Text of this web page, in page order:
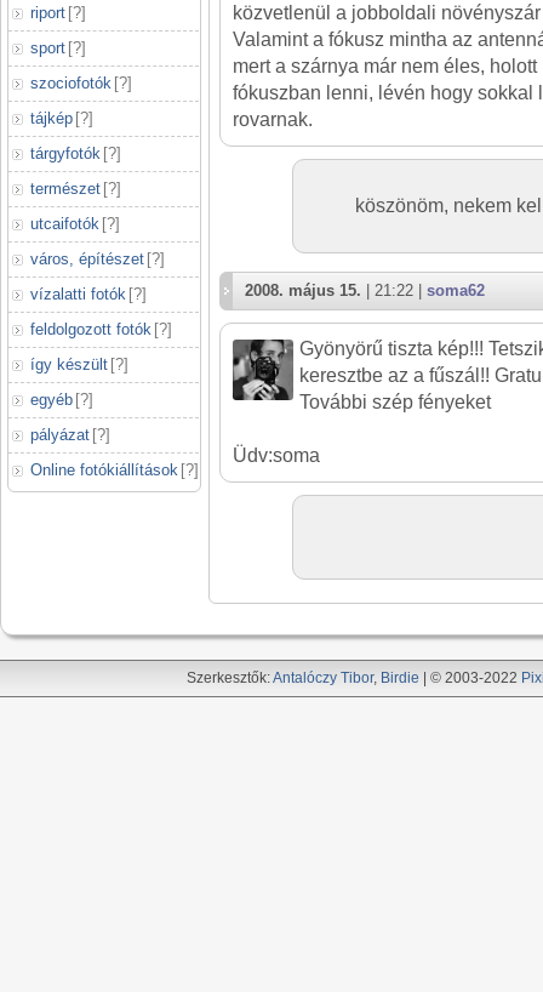
riport [?]
sport [?]
szociofotók [?]
tájkép [?]
tárgyfotók [?]
természet [?]
utcaifotók [?]
város, építészet [?]
vízalatti fotók [?]
feldolgozott fotók [?]
így készült [?]
egyéb [?]
pályázat [?]
Online fotókiállítások [?]
közvetlenül a jobboldali
Valamint a fókusz mintha az
mert a szárnya már nem éles,
fókuszban lenni, lévén hogy sokkal
rovarnak.
köszönöm, nekem
2008. május 15. | 21:22 | soma62
Gyönyörű tiszta kép!!!
keresztbe az a fűszál!!
További szép fényeket
Üdv:soma
Szerkesztők:Antalóczy Tibor, Birdie | © 2003-2022